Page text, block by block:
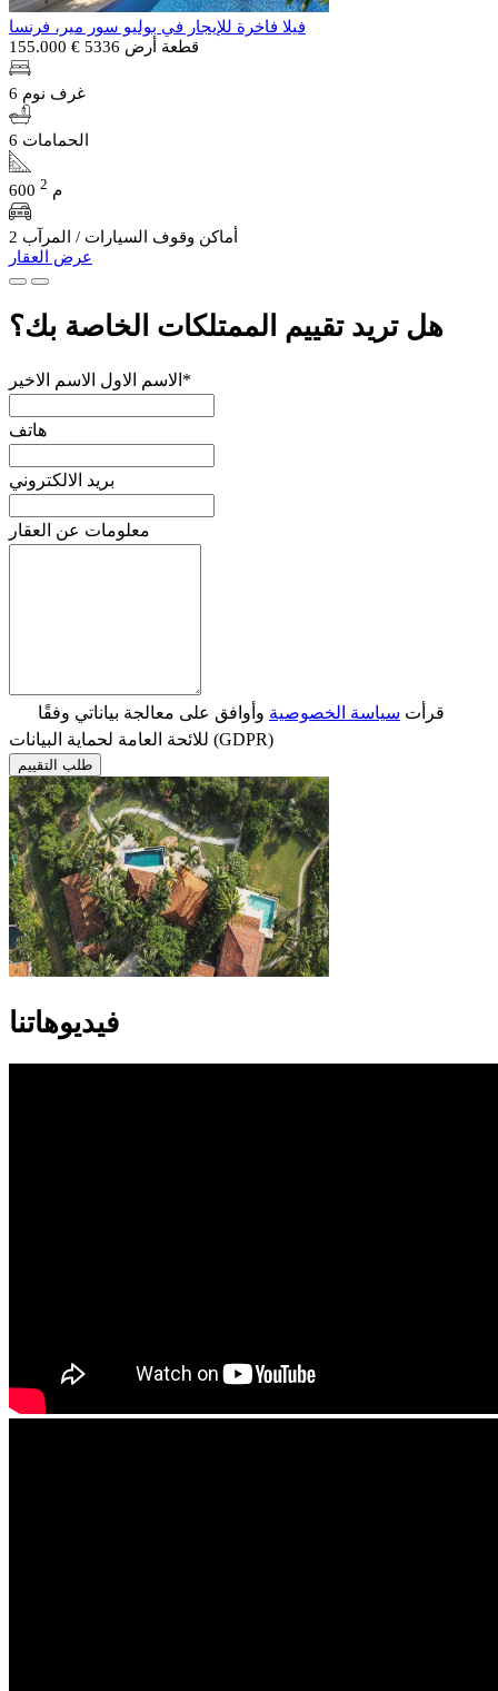
فيلا فاخرة للإيجار في بوليو سور مير، فرنسا
قطعة أرض 5336
€ 155.000
6 غرف نوم
6 الحمامات
600 م 2
2 أماكن وقوف السيارات / المرآب
عرض العقار
هل تريد تقييم الممتلكات الخاصة بك؟
الاسم الاول الاسم الاخير*
هاتف
بريد الالكتروني
معلومات عن العقار
قرأت سياسة الخصوصية وأوافق على معالجة بياناتي وفقًا
للائحة العامة لحماية البيانات (GDPR)
طلب التقييم
فيديوهاتنا